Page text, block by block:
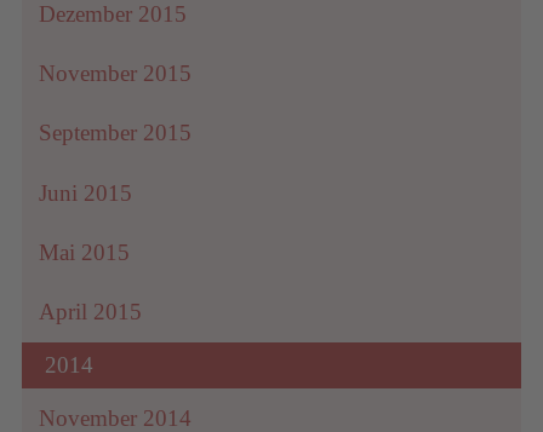
Dezember 2015
November 2015
September 2015
Juni 2015
Mai 2015
April 2015
2014
November 2014